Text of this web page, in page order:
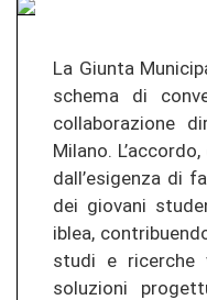
La Giunta
schema di
collaborazione
Milano.
dall’esigenza di
dei giovani
iblea,
studi e ricerche
soluzioni